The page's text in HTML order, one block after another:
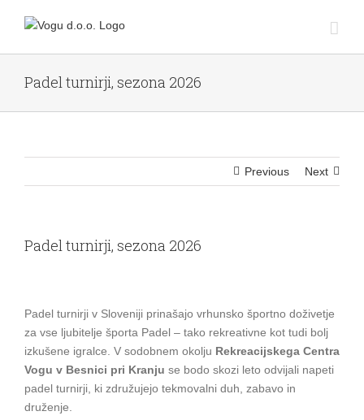
Padel turnirji, sezona 2026
Previous Next
Padel turnirji, sezona 2026
Padel turnirji v Sloveniji prinašajo vrhunsko športno doživetje
za vse ljubitelje športa Padel – tako rekreativne kot tudi bolj
izkušene igralce. V sodobnem okolju Rekreacijskega Centra
Vogu v Besnici pri Kranju se bodo skozi leto odvijali napeti
padel turnirji, ki združujejo tekmovalni duh, zabavo in
druženje.